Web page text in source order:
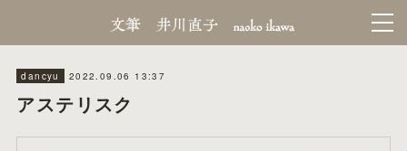
dancyu 2022.09.06 13:37
アステリスク